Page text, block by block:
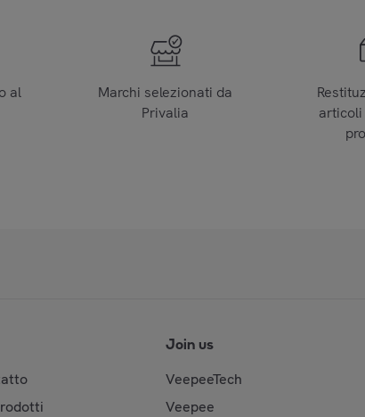
al
Marchi selezionati da
Privalia
articoli
Join us
VeepeeTech
Veepee